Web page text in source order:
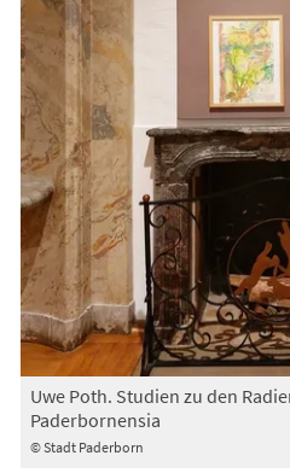
© Stadt Paderborn
Uwe Poth. Studien zu den
Paderbornensia